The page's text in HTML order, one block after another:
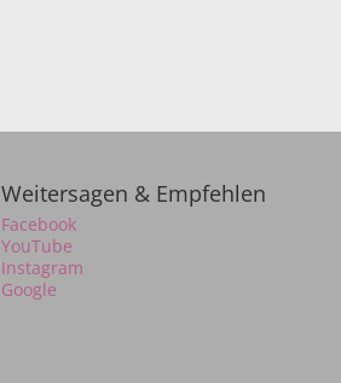
Weitersagen & Empfehlen
Facebook
YouTube
Instagram
Google